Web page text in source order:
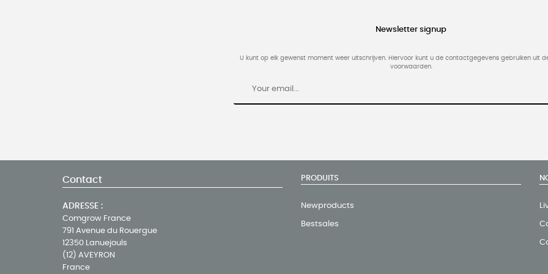
Newsletter signup
U kunt op elk gewenst moment weer uitschrijven. Hiervoor kunt u de contactgegevens gebruiken uit
voorwaarden.
Contact
ADRESSE :
Comgrow France
791 Avenue du Rouergue
12350 Lanuejouls
(12) AVEYRON
France
PRODUITS
Newproducts
Bestsales